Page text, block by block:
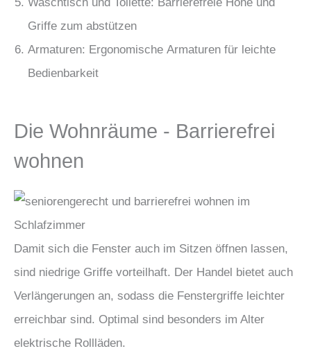
Griffe zum abstützen
Armaturen: Ergonomische Armaturen für leichte
Bedienbarkeit
Die Wohnräume - Barrierefrei
wohnen
Damit sich die Fenster auch im Sitzen öffnen lassen,
sind niedrige Griffe vorteilhaft. Der Handel bietet auch
Verlängerungen an, sodass die Fenstergriffe leichter
erreichbar sind. Optimal sind besonders im Alter
elektrische Rollläden.